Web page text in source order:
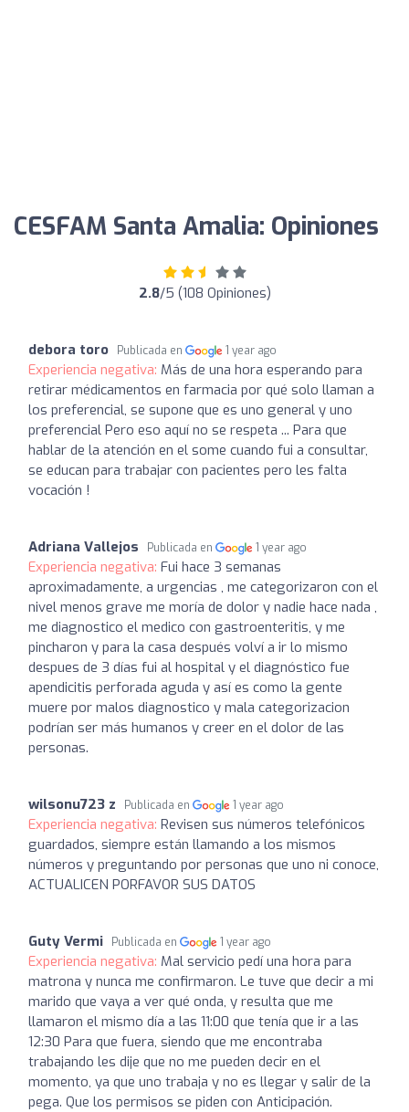
CESFAM Santa Amalia: Opiniones
2.8/5 (108 Opiniones)
debora toro Publicada en 1 year ago
Experiencia negativa: Más de una hora esperando para
retirar médicamentos en farmacia por qué solo llaman a
los preferencial, se supone que es uno general y uno
preferencial Pero eso aquí no se respeta ... Para que
hablar de la atención en el some cuando fui a consultar,
se educan para trabajar con pacientes pero les falta
vocación !
Adriana Vallejos Publicada en 1 year ago
Experiencia negativa: Fui hace 3 semanas
aproximadamente, a urgencias , me categorizaron con el
nivel menos grave me moría de dolor y nadie hace nada ,
me diagnostico el medico con gastroenteritis, y me
pincharon y para la casa después volví a ir lo mismo
despues de 3 días fui al hospital y el diagnóstico fue
apendicitis perforada aguda y así es como la gente
muere por malos diagnostico y mala categorizacion
podrían ser más humanos y creer en el dolor de las
personas.
wilsonu723 z Publicada en 1 year ago
Experiencia negativa: Revisen sus números telefónicos
guardados, siempre están llamando a los mismos
números y preguntando por personas que uno ni conoce,
ACTUALICEN PORFAVOR SUS DATOS
Guty Vermi Publicada en 1 year ago
Experiencia negativa: Mal servicio pedí una hora para
matrona y nunca me confirmaron. Le tuve que decir a mi
marido que vaya a ver qué onda, y resulta que me
llamaron el mismo día a las 11:00 que tenía que ir a las
12:30 Para que fuera, siendo que me encontraba
trabajando les dije que no me pueden decir en el
momento, ya que uno trabaja y no es llegar y salir de la
pega. Que los permisos se piden con Anticipación.